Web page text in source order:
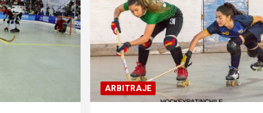
ARBITRAJE